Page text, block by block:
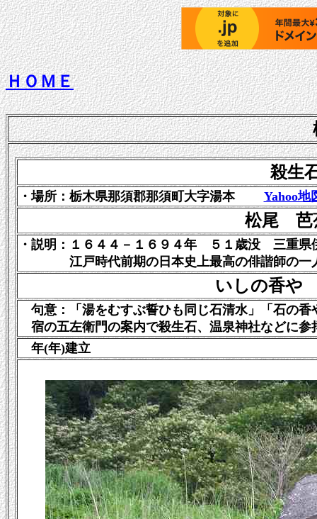
ＨＯＭＥ
殺生
・場所：栃木県那須郡那須町大字湯本 Yahoo地
松尾 芭
・説明： １６４４－１６９４年 ５１歳没 三重県
江戸時代前期の日本史上最高の俳諧師の一
いしの香や
句意：「湯をむすぶ誓ひも同じ石清水」「石の香
宿の五左衛門の案内で殺生石、温泉神社などに参
年(年)建立